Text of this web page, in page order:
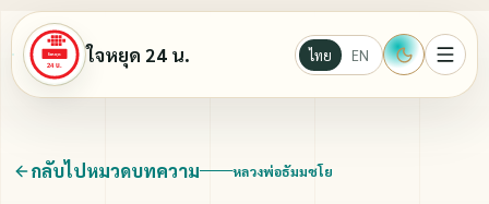
ใจหยุด 24 น. ไทย EN
กลับไปหมวดบทความ หลวงพ่อธัมมชโย